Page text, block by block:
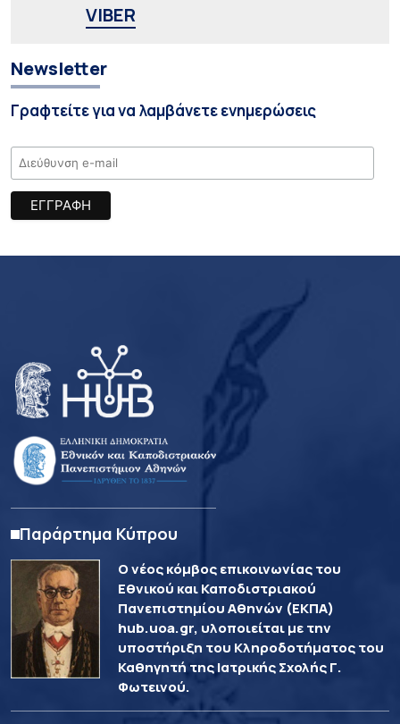
VIBER
Newsletter
Γραφτείτε για να λαμβάνετε ενημερώσεις
Παράρτημα Κύπρου
Ο νέος κόμβος επικοινωνίας του
Εθνικού και Καποδιστριακού
Πανεπιστημίου Αθηνών (ΕΚΠΑ)
hub.uoa.gr, υλοποιείται με την
υποστήριξη του Κληροδοτήματος του
Καθηγητή της Ιατρικής Σχολής Γ.
Φωτεινού.